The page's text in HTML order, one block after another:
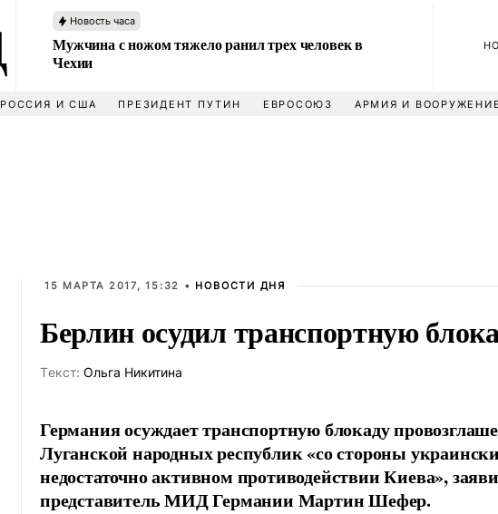
Новость часа
Мужчина с ножом тяжело ранил трех человек в
Чехии
РОССИЯ И США ПРЕЗИДЕНТ ПУТИН ЕВРОСОЮЗ АРМИЯ И ВООРУЖЕНИЕ
15 МАРТА 2017, 15:32 • НОВОСТИ ДНЯ
Берлин осудил транспортную
Tекст: Ольга Никитина
Германия осуждает транспортную блокаду
Луганской народных республик «со стороны
недостаточно активном противодействии Киева»,
представитель МИД Германии Мартин Шефер.